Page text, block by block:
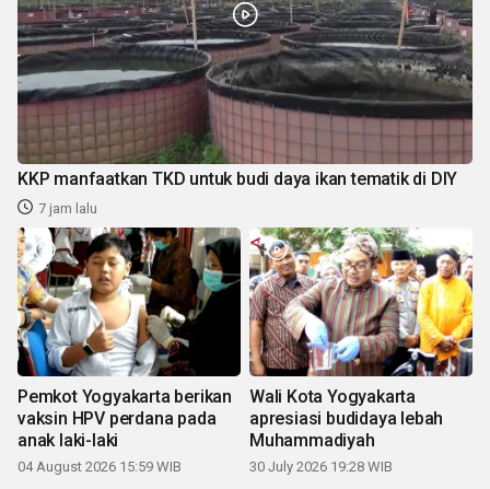
KKP manfaatkan TKD untuk budi daya ikan tematik di DIY
7 jam lalu
Pemkot Yogyakarta berikan
vaksin HPV perdana pada
anak laki-laki
04 August 2026 15:59 WIB
Wali Kota Yogyakarta
apresiasi budidaya lebah
Muhammadiyah
30 July 2026 19:28 WIB